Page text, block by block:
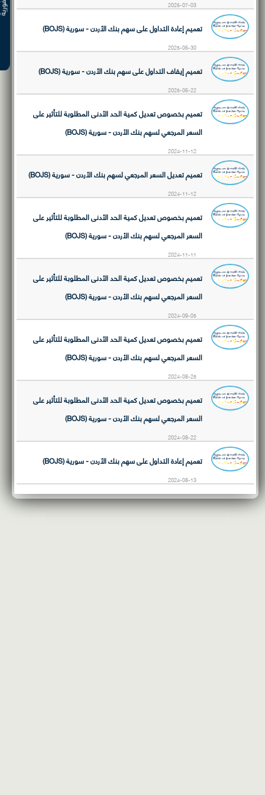
2025-07-03
تعميم إعادة التداول على سهم بنك الأردن - سورية (BOJS)
2025-06-30
تعميم إيقاف التداول على سهم بنك الأردن - سورية (BOJS)
2025-06-22
تعميم بخصوص تعديل كمية الحد الأدنى المطلوبة للتأثير على
السعر المرجعي لسهم بنك الأردن - سورية (BOJS)
2024-11-12
تعميم تعديل السعر المرجعي لسهم بنك الأردن - سورية (BOJS)
2024-11-12
تعميم بخصوص تعديل كمية الحد الأدنى المطلوبة للتأثير على
السعر المرجعي لسهم بنك الأردن - سورية (BOJS)
2024-11-11
تعميم بخصوص تعديل كمية الحد الأدنى المطلوبة للتأثير على
السعر المرجعي لسهم بنك الأردن - سورية (BOJS)
2024-09-05
تعميم بخصوص تعديل كمية الحد الأدنى المطلوبة للتأثير على
السعر المرجعي لسهم بنك الأردن - سورية (BOJS)
2024-08-25
تعميم بخصوص تعديل كمية الحد الأدنى المطلوبة للتأثير على
السعر المرجعي لسهم بنك الأردن - سورية (BOJS)
2024-08-22
تعميم إعادة التداول على سهم بنك الأردن - سورية (BOJS)
2024-08-13